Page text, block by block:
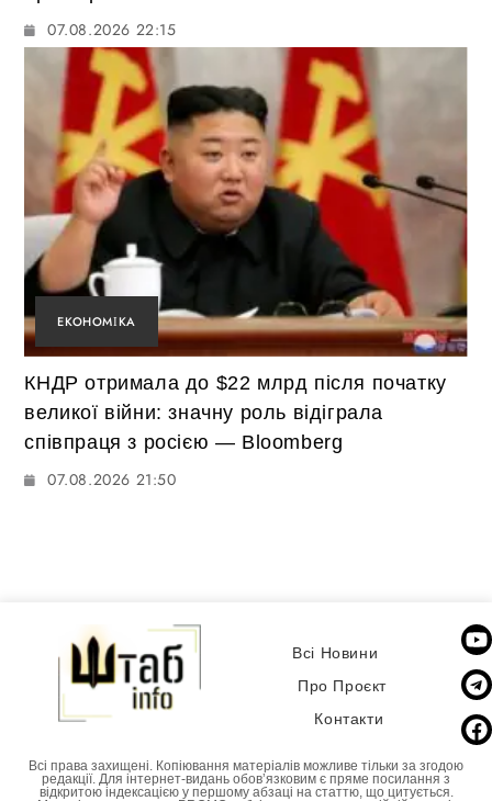
07.08.2026 22:15
ЕКОНОМІКА
КНДР отримала до $22 млрд після початку
великої війни: значну роль відіграла
співпраця з росією — Bloomberg
07.08.2026 21:50
Всі Новини
Про Проєкт
Контакти
Всі права захищені. Копіювання матеріалів можливе тільки за згодою
редакції. Для інтернет-видань обовʼязковим є пряме посилання з
відкритою індексацією у першому абзаці на статтю, що цитується.